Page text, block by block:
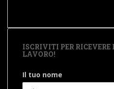
ISCRIVITI PER RICEVERE
LAVORO!
Il tuo nome